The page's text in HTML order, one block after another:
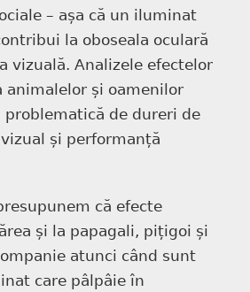
– așa că un iluminat
la oboseala oculară
vizuală. Analizele efectelor
animalelor și oamenilor
problematică de dureri de
și performanță
că efecte
și la papagali, pițigoi și
atunci când sunt
care pâlpâie în